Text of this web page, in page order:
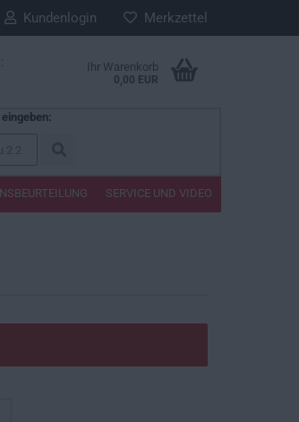
Kundenlogin Merkzettel
: Ihr Warenkorb
0,00 EUR
SERVICE UND VIDEO